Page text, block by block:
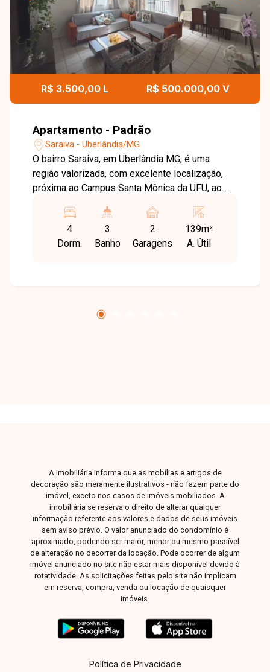
R$ 3.500,00 L R$ 500.000,00 V
Apartamento - Padrão
Saraiva - Uberlândia/MG
O bairro Saraiva, em Uberlândia MG, é uma
região valorizada, com excelente localização,
próxima ao Campus Santa Mônica da UFU, ao
Rondon Pacheco, oferecendo praticidade e fácil
acesso. Amplo apartamento com
aproximadamente 139 m², composto por sala
independente e banheiro auxiliar,
4
Dorm.
3
Banho
2
Garagens
139m²
A. Útil
A Imobiliária informa que as mobílias e artigos de
decoração são meramente ilustrativos - não fazem parte do
imóvel, exceto nos casos de imóveis mobiliados. A
imobiliária se reserva o direito de alterar qualquer
informação referente aos valores e dados de seus imóveis
sem aviso prévio. O valor anunciado do condomínio é
aproximado, podendo ser maior, menor ou mesmo passível
de alteração no decorrer da locação. Pode ocorrer de algum
imóvel anunciado no site não estar mais disponível devido à
rotatividade. As solicitações feitas pelo site não implicam
em reserva, compra, venda ou locação de quaisquer
imóveis.
Política de Privacidade